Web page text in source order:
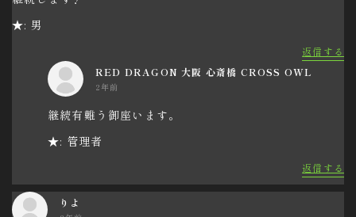
★: 男
返信する
RED DRAGON 大阪 心斎橋 CROSS OWL
2年前
継続有難う御座います。
★: 管理者
返信する
りよ